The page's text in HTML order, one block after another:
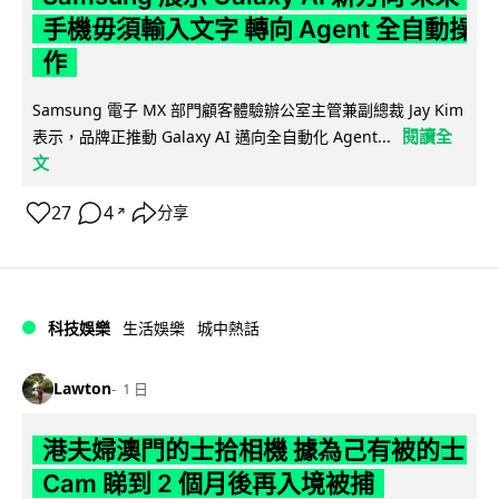
手機毋須輸入文字 轉向 Agent 全自動操
作
Samsung 電子 MX 部門顧客體驗辦公室主管兼副總裁 Jay Kim
表示，品牌正推動 Galaxy AI 邁向全自動化 Agent...
閱讀全
文
27 4 ↗ 分享
科技娛樂 生活娛樂 城中熱話
Lawton 1 日
港夫婦澳門的士拾相機 據為己有被的士
Cam 睇到 2 個月後再入境被捕